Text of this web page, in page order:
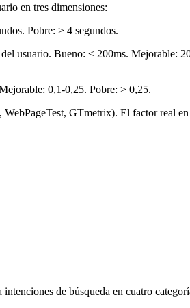
en tres dimensiones:
Pobre: > 4 segundos.
usuario. Bueno: ≤ 200ms. Mejorable:
0,1-0,25. Pobre: > 0,25.
GTmetrix). El factor real
de búsqueda en cuatro